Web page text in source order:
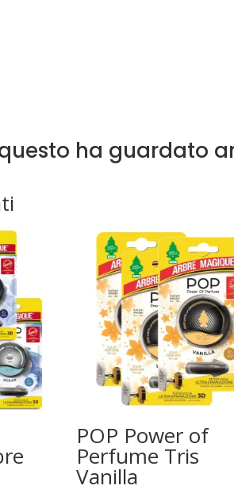
ha guardato
POP Power of
Perfume Tris
Vanilla